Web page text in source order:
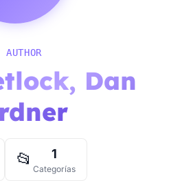
Dan
📂 1
Categorías